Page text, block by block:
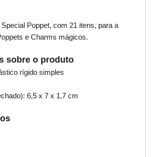
Poppet, com 21 itens, para a
e Charms mágicos.
sobre o produto
rígido simples
6,5 x 7 x 1,7 cm